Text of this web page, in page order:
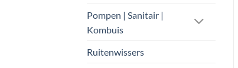
Pompen | Sanitair |
Kombuis
Ruitenwissers